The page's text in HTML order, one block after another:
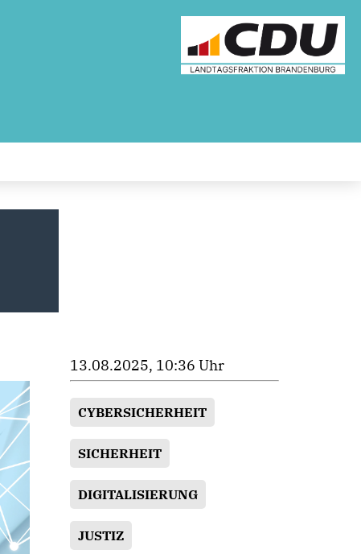
13.08.2025, 10:36 Uhr
CYBERSICHERHEIT
SICHERHEIT
DIGITALISIERUNG
JUSTIZ